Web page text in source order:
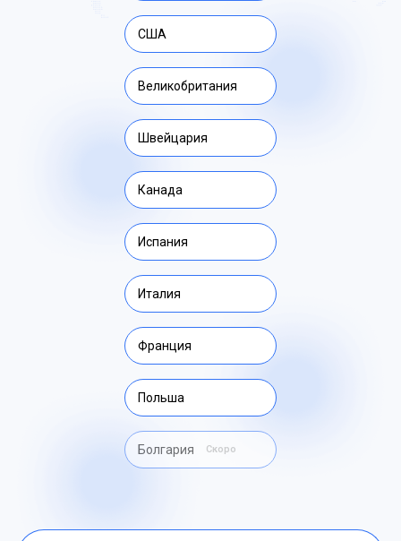
США
Великобритания
Швейцария
Канада
Испания
Италия
Франция
Польша
Болгария Скоро